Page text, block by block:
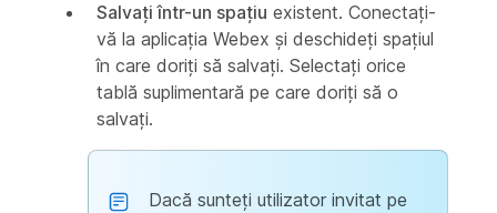
Salvați într-un spațiu existent. Conectați-
vă la aplicația Webex și deschideți spațiul
în care doriți să salvați. Selectați orice
tablă suplimentară pe care doriți să o
salvați.
Dacă sunteți utilizator invitat pe